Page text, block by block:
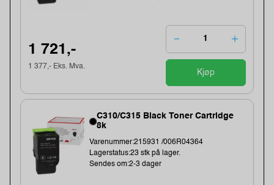
1 721,-
1 377,- Eks. Mva.
Kjøp
C310/C315 Black Toner Cartridge
8k
Varenummer:215931 /006R04364
Lagerstatus:23 stk på lager.
Sendes om:2-3 dager